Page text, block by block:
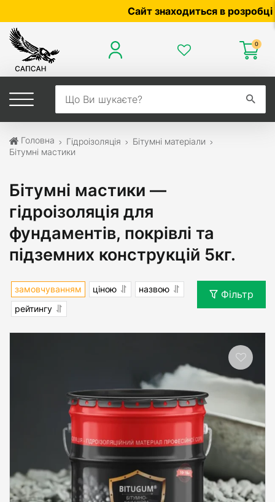
Сайт знаходиться в розробці — по
0
Головна Гідроізоляція
Бітумні матеріали
Бітумні мастики
Бітумні мастики —
гідроізоляція для
фундаментів, покрівлі та
підземних конструкцій 5кг.
замовчуванням ціною
назвою
рейтингу
Фільтр